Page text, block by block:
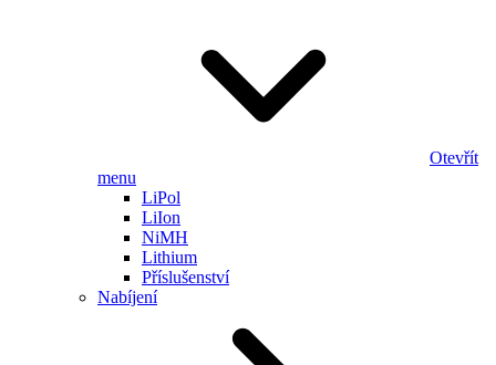
Otevřít
menu
LiPol
LiIon
NiMH
Lithium
Příslušenství
Nabíjení